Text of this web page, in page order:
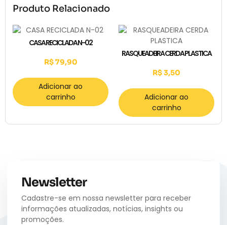
Produto Relacionado
CASA RECICLADA N-02
R$79,90
Adicionar ao
carrinho
RASQUEADEIRA CERDA PLASTICA
R$3,50
Adicionar ao
carrinho
Newsletter
Cadastre-se em nossa newsletter para receber
informações atualizadas, notícias, insights ou
promoções.